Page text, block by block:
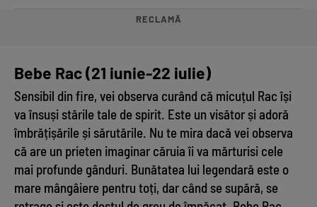
RECLAMĂ
Bebe Rac (21 iunie-22 iulie)
Sensibil din fire, vei observa curând că micuțul Rac își
va însuși stările tale de spirit. Este un visător și adoră
îmbrățișările și sărutările. Nu te mira dacă vei observa
că are un prieten imaginar căruia îi va mărturisi cele
mai profunde gânduri. Bunătatea lui legendară este o
mare mângâiere pentru toți, dar când se supără, se